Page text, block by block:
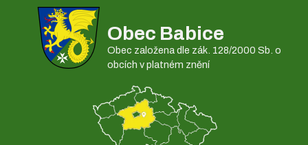
Obec Babice
Obec založena dle zák. 128/2000 Sb. o
obcích v platném znění